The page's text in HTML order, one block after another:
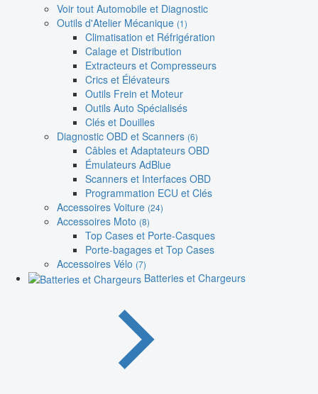
Voir tout Automobile et Diagnostic
Outils d'Atelier Mécanique (1)
Climatisation et Réfrigération
Calage et Distribution
Extracteurs et Compresseurs
Crics et Élévateurs
Outils Frein et Moteur
Outils Auto Spécialisés
Clés et Douilles
Diagnostic OBD et Scanners (6)
Câbles et Adaptateurs OBD
Émulateurs AdBlue
Scanners et Interfaces OBD
Programmation ECU et Clés
Accessoires Voiture (24)
Accessoires Moto (8)
Top Cases et Porte-Casques
Porte-bagages et Top Cases
Accessoires Vélo (7)
Batteries et Chargeurs